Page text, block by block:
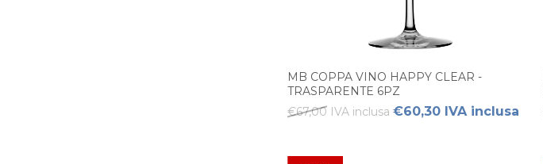
MB COPPA VINO HAPPY CLEAR -
TRASPARENTE 6PZ
€67,00 IVA inclusa €60,30 IVA inclusa